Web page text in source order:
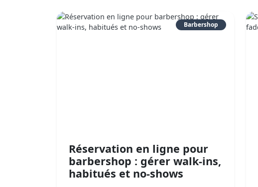
Barbershop
Réservation en ligne pour
barbershop : gérer walk-ins,
habitués et no-shows